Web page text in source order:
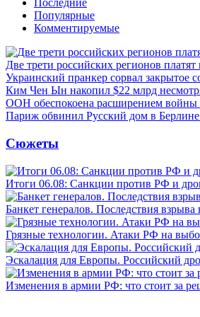
Последние
Популярные
Комментируемые
Две трети российских регионов
Украинский пранкер сорвал
Ким Чен Ын накопил $22 млрд
ООН обеспокоена расширением
Париж обвинил Русский дом в
Сюжеты
Итоги 06.08: Санкции против РФ и
Банкет генералов. Последствия
Грязные технологии. Атаки РФ на
Эскалация для Европы. Российский
Изменения в армии РФ: что стоит за